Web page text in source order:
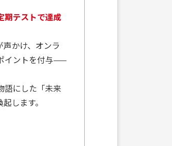
期テストで達成
かけ、オンラ
イントを付与——
語にした「未来
します。